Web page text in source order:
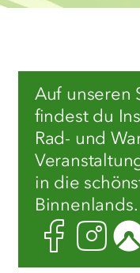
Auf unseren
findest du
Rad- und
in die
Binnenlands.
Facebook